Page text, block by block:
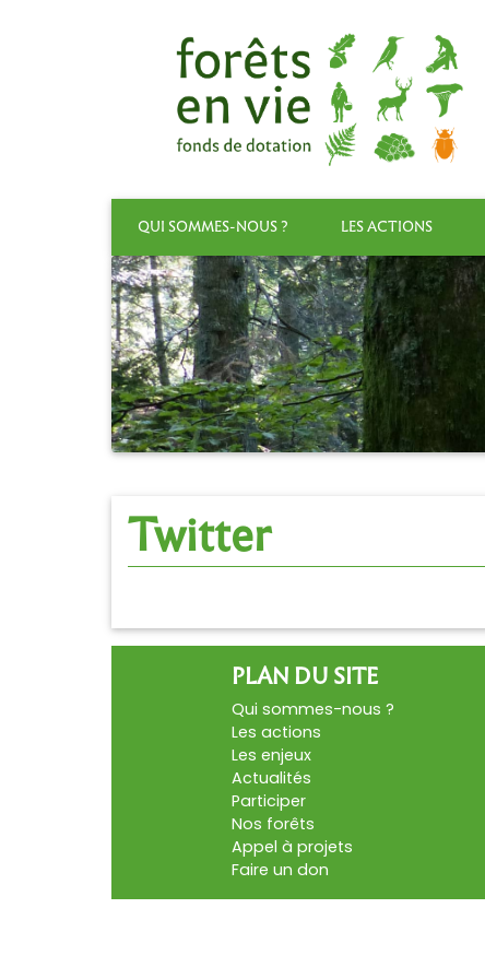
QUI SOMMES-NOUS ? LES ACTIONS
Twitter
PLAN DU SITE
Qui sommes-nous ?
Les actions
Les enjeux
Actualités
Participer
Nos forêts
Appel à projets
Faire un don